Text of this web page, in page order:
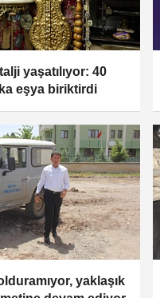
yaşatılıyor: 40
eşya biriktirdi
yaklaşık